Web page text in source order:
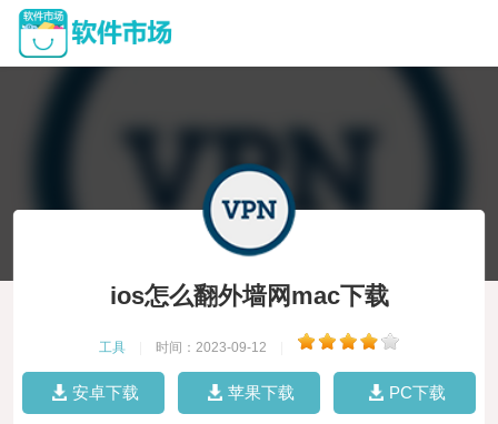
ios怎么翻外墙网mac下载
工具 时间：2023-09-12
安卓下载 苹果下载 PC下载